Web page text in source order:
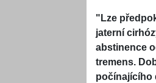
"Lze
jaterní
abstinence
tremens.
počínajícího